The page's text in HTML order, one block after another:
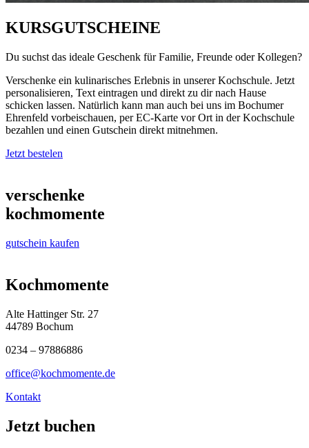
KURSGUTSCHEINE
Du suchst das ideale Geschenk für Familie, Freunde oder Kollegen?
Verschenke ein kulinarisches Erlebnis in unserer Kochschule. Jetzt
personalisieren, Text eintragen und direkt zu dir nach Hause
schicken lassen. Natürlich kann man auch bei uns im Bochumer
Ehrenfeld vorbeischauen, per EC-Karte vor Ort in der Kochschule
bezahlen und einen Gutschein direkt mitnehmen.
Jetzt bestelen
verschenke
kochmomente
gutschein kaufen
Kochmomente
Alte Hattinger Str. 27
44789 Bochum
0234 – 97886886
office@kochmomente.de
Kontakt
Jetzt buchen